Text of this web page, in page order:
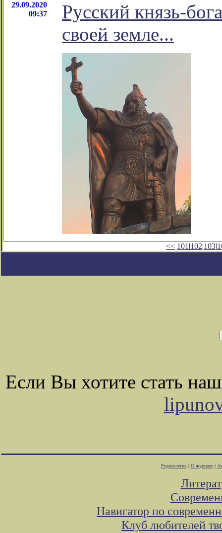
29.09.2020
09:37
Русский князь-
своей земле...
<< 101 |102|103|
Если Вы хотите стать
Редколлегия| О журнале|
Навигатор по
Клуб любителей